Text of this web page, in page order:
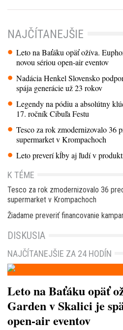
NAJČÍTANEJŠIE
Leto na Baťáku opäť ožíva.
novou sériou open-air eventov
Nadácia Henkel Slovensko
spája generácie už 23 rokov
Legendy na pódiu a absolútny
17. ročník Cibuľa Festu
Tesco za rok zmodernizovalo 36
supermarket v Krompachoch
Leto preverí kĺby aj ľudí v
K TÉME
Tesco za rok zmodernizovalo 36
supermarket v Krompachoch
Žiadame preveriť financovanie
DISKUSIA
NAJČÍTANEJŠIE ZA 24 HODÍN
Leto na Baťáku opäť
Garden v Skalici je
open-air eventov